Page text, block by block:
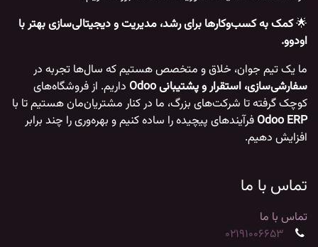
🌟کمک به کسب‌وکارها برای رشد، مدیریت و دیجیتالی‌سازی بهتر با
اودوو.
ما یک تیم جوان، خلاق و متخصص هستیم که سال‌ها تجربه در
سفارشی‌سازی، استقرار و پشتیبانی Odoo
داریم. از فروشگاه‌های
کوچک گرفته تا شرکت‌های بزرگ، ما در کنار مشتریان‌مان هستیم تا با
Odoo ERP فرآیندهای پیچیده را ساده کنیم و بهره‌وری را چند برابر
افزایش دهیم.
تماس با ما
تماس با ما
02191006653